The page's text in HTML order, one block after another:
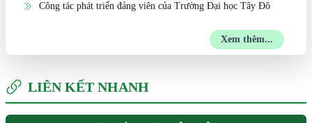
Công tác phát triển đảng viên của Trường Đại học Tây Đô
Xem thêm...
LIÊN KẾT NHANH